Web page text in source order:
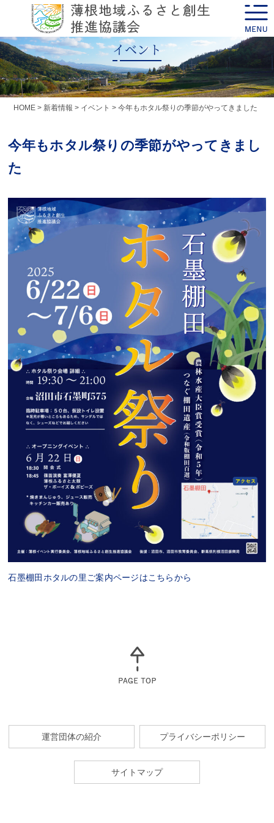
toggle
イベント
HOME > 新着情報 > イベント >今年もホタル祭りの季節がやってきました
今年もホタル祭りの季節がやってきまし
た
石墨棚田ホタルの里ご案内ページはこちらから
運営団体の紹介 プライバシーポリシー
サイトマップ